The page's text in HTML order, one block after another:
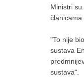
Ministri
članicama
"To nije
sustava
sustava".